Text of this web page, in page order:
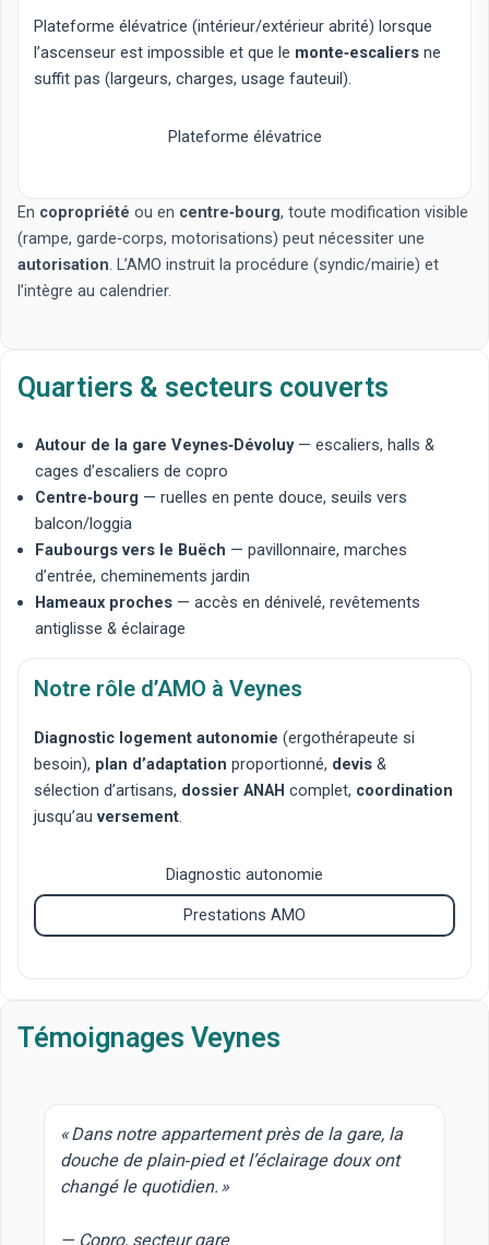
Plateforme élévatrice (intérieur/extérieur abrité) lorsque
l’ascenseur est impossible et que le monte‑escaliers ne
suffit pas (largeurs, charges, usage fauteuil).
Plateforme élévatrice
En copropriété ou en centre‑bourg, toute modification visible
(rampe, garde‑corps, motorisations) peut nécessiter une
autorisation. L’AMO instruit la procédure (syndic/mairie) et
l’intègre au calendrier.
Quartiers & secteurs couverts
Autour de la gare Veynes‑Dévoluy— escaliers, halls &
cages d’escaliers de copro
Centre‑bourg — ruelles en pente douce, seuils vers
balcon/loggia
Faubourgs vers le Buëch — pavillonnaire, marches
d’entrée, cheminements jardin
Hameaux proches— accès en dénivelé, revêtements
antiglisse & éclairage
Notre rôle d’AMO à Veynes
Diagnostic logement autonomie (ergothérapeute si
besoin), plan d’adaptation proportionné, devis &
sélection d’artisans, dossier ANAH complet, coordination
jusqu’auversement.
Diagnostic autonomie
Prestations AMO
Témoignages Veynes
« Dans notre appartement près de la gare, la
douche de plain‑pied et l’éclairage doux ont
changé le quotidien. »
— Copro, secteur gare